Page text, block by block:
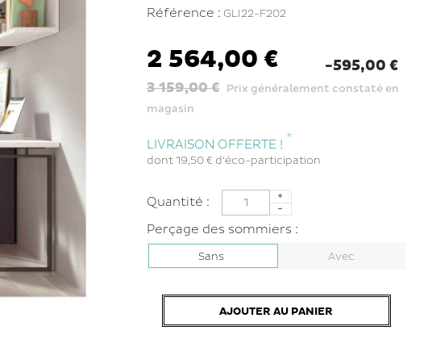
Référence : GLI22-F202
2 564,00 € -595,00 €
3 159,00 € Prix généralement constaté en
magasin
LIVRAISON OFFERTE ! *
dont19,50 € d'éco-participation
Quantité :
Perçage des sommiers :
Sans Avec
AJOUTER AU PANIER